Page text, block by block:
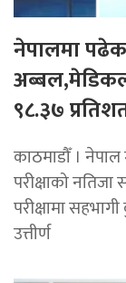
नेपालमा
९८.३७
काठमाडौँ ।
परीक्षाको
परीक्षामा
उत्तीर्ण